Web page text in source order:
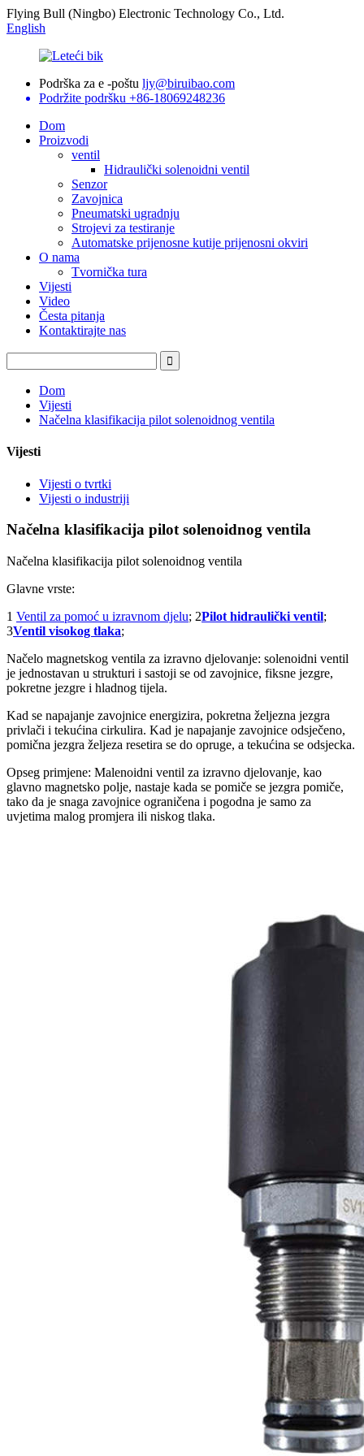
Flying Bull (Ningbo) Electronic Technology Co., Ltd.
English
Podrška za e -poštu ljy@biruibao.com
Podržite podršku +86-18069248236
Dom
Proizvodi
ventil
Hidraulički solenoidni ventil
Senzor
Zavojnica
Pneumatski ugradnju
Strojevi za testiranje
Automatske prijenosne kutije prijenosni okviri
O nama
Tvornička tura
Vijesti
Video
Česta pitanja
Kontaktirajte nas
Dom
Vijesti
Načelna klasifikacija pilot solenoidnog ventila
Vijesti
Vijesti o tvrtki
Vijesti o industriji
Načelna klasifikacija pilot solenoidnog ventila
Načelna klasifikacija pilot solenoidnog ventila
Glavne vrste:
1 Ventil za pomoć u izravnom djelu; 2Pilot hidraulički ventil;
3Ventil visokog tlaka;
Načelo magnetskog ventila za izravno djelovanje: solenoidni ventil
je jednostavan u strukturi i sastoji se od zavojnice, fiksne jezgre,
pokretne jezgre i hladnog tijela.
Kad se napajanje zavojnice energizira, pokretna željezna jezgra
privlači i tekućina cirkulira. Kad je napajanje zavojnice odsječeno,
pomična jezgra željeza resetira se do opruge, a tekućina se odsjecka.
Opseg primjene: Malenoidni ventil za izravno djelovanje, kao
glavno magnetsko polje, nastaje kada se pomiče se jezgra pomiče,
tako da je snaga zavojnice ograničena i pogodna je samo za
uvjetima malog promjera ili niskog tlaka.